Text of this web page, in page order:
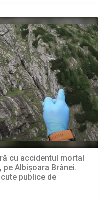
cu accidentul mortal
Albișoara Brânei.
publice de